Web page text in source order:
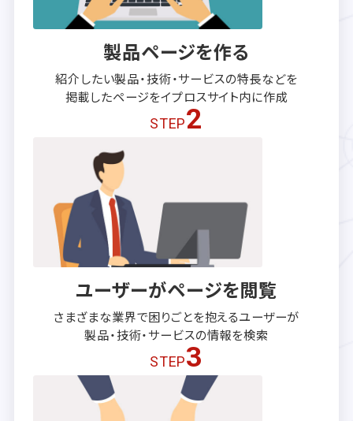
製品ページを作る
紹介したい製品・技術・サービスの特長などを
掲載したページをイプロスサイト内に作成
STEP2
ユーザーがページを閲覧
さまざまな業界で困りごとを抱えるユーザーが
製品・技術・サービスの情報を検索
STEP3